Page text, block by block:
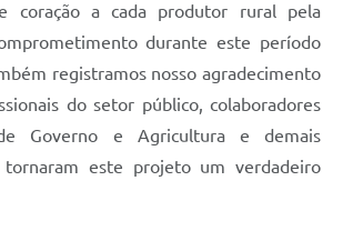
coração a cada produtor rural pela
durante este período
registramos nosso agradecimento
do setor público, colaboradores
Governo e Agricultura e demais
tornaram este projeto um verdadeiro